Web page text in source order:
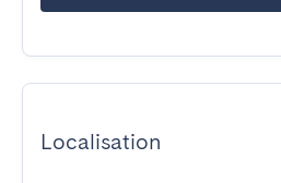
Localisation